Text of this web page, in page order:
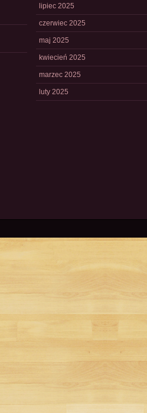
lipiec 2025
czerwiec 2025
maj 2025
kwiecień 2025
marzec 2025
luty 2025